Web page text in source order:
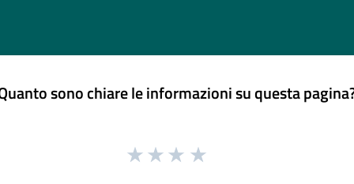
sono chiare le informazioni su questa